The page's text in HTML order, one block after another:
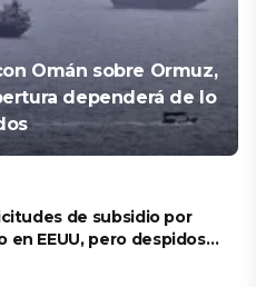
Omán sobre Ormuz,
dependerá de lo
de subsidio por
en EEUU, pero despidos